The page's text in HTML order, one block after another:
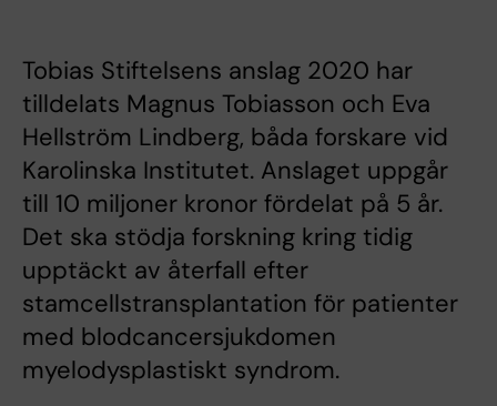
Tobias Stiftelsens anslag 2020 har
tilldelats Magnus Tobiasson och Eva
Hellström Lindberg, båda forskare vid
Karolinska Institutet. Anslaget uppgår
till 10 miljoner kronor fördelat på 5 år.
Det ska stödja forskning kring tidig
upptäckt av återfall efter
stamcellstransplantation för patienter
med blodcancersjukdomen
myelodysplastiskt syndrom.